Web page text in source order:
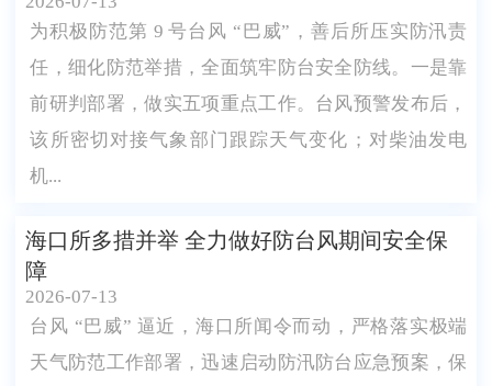
为积极防范第 9 号台风 “巴威”，善后所压实防汛责
任，细化防范举措，全面筑牢防台安全防线。一是靠
前研判部署，做实五项重点工作。台风预警发布后，
该所密切对接气象部门跟踪天气变化；对柴油发电
机...
海口所多措并举 全力做好防台风期间安全保
障
2026-07-13
台风 “巴威” 逼近，海口所闻令而动，严格落实极端
天气防范工作部署，迅速启动防汛防台应急预案，保